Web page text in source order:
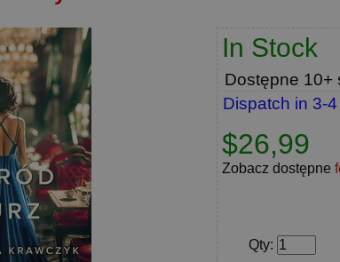
In Stock
Dostępne 10+
Dispatch in 3-
$26,99
Zobacz dostępne
Qty: